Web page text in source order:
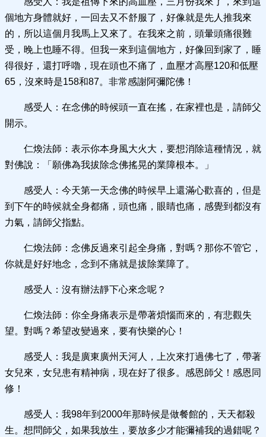
個地方身體就好，一回去又不舒服了，好像就是先人推我來
的，所以這個月我馬上又來了。在我來之前，頭暈頭痛很難
受，晚上也睡不得。但我一來到這個地方，好像回到家了，睡
得很好，還打呼嚕，現在頭也不痛了，血壓才高壓120和低壓
65，沒來時是158和87。非常感謝阿彌陀佛！
感受人：在念佛的時候頭一直在搖，在家裡也是，請師父
開示。
仁煥法師：表示你本身風大火大，要想消除這種情況，就
對佛說：「願佛為我拔除念佛搖晃的業障根本。」
感受人：今天第一天念佛的時候早上還滿心歡喜的，但是
到下午的時候就全身都痛，頭也痛，眼睛也痛，感覺到都沒有
力氣，請師父指點。
仁煥法師：念佛反過來引起全身痛，對嗎？那你不管它，
你就是好好地念，念到不痛就是拔除業障了。
感受人：沒有辦法靜下心來念呢？
仁煥法師：你全身痛表示是帶著煩惱而來的，有悲觀失
望。對嗎？希望改變過來，要有快樂的心！
感受人：我是廣東廣州天河人，上次來打過佛七了，帶著
女兒來，女兒患有精神病，現在好了很多。感恩師父！感恩同
修！
感受人：我98年到2000年那時候是做餐館的，天天都殺
生。想問師父，如果我放生，要放多少才能彌補我的過錯呢？